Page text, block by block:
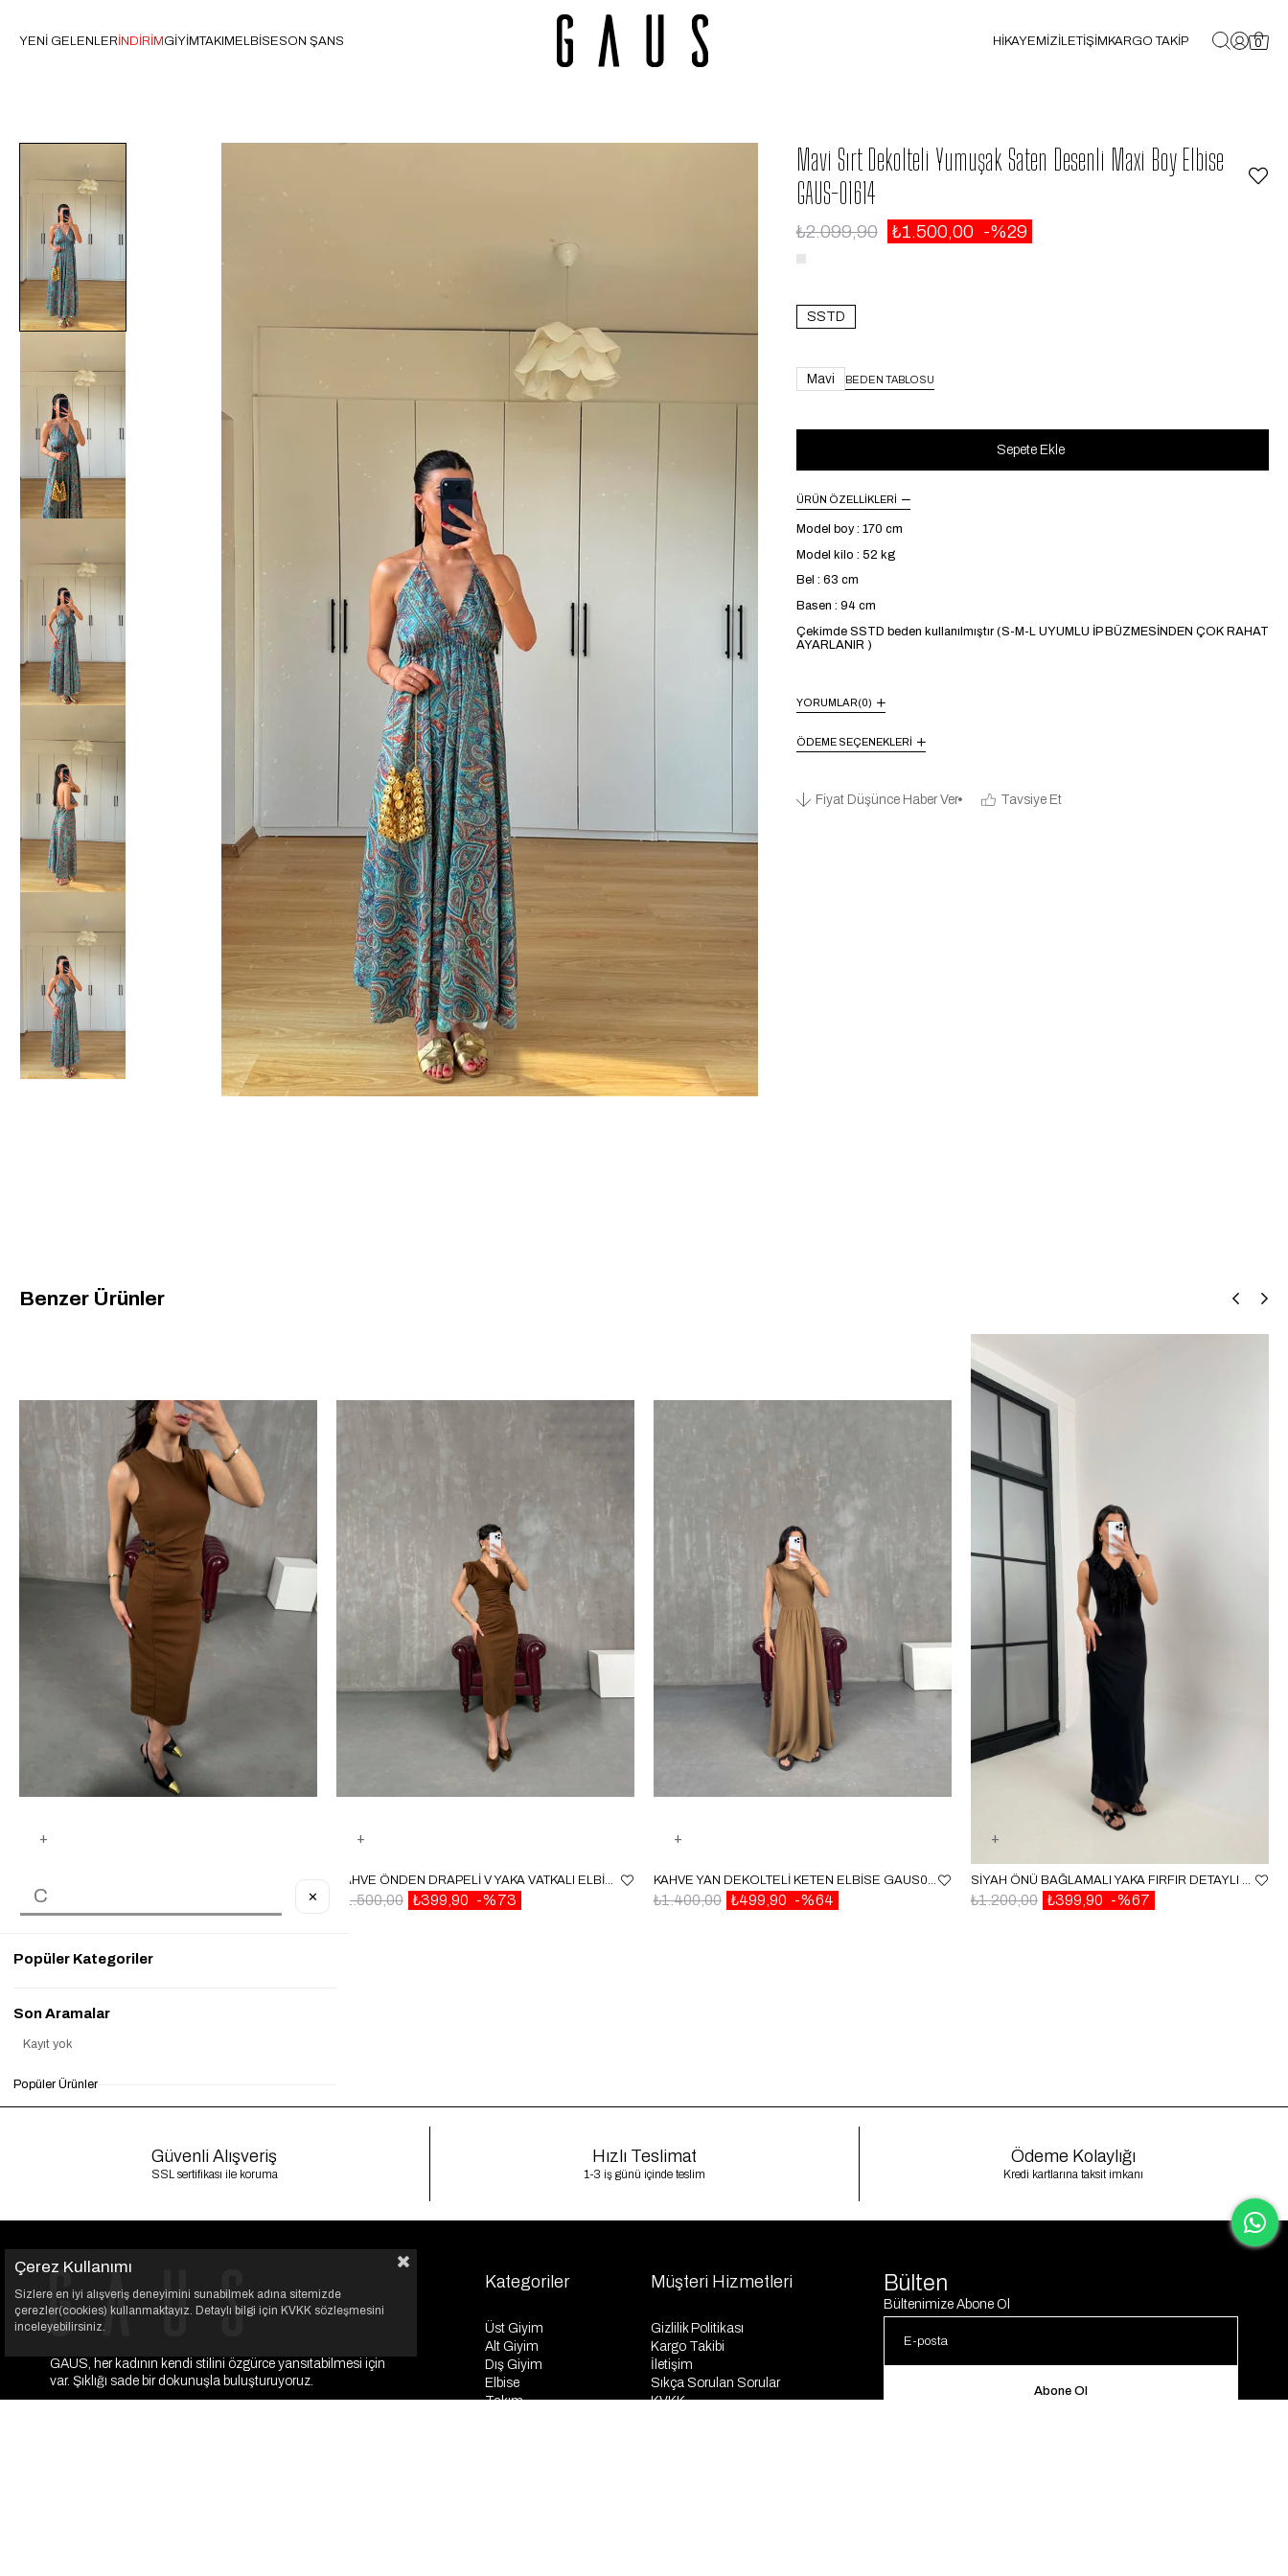
YENİ GELENLERİNDİRİMGİYİMTAKIMELBİSESON ŞANS HİKAYEMİZİLETİŞİMKARGO TAKİP 0
Mavi Sırt Dekolteli Yumuşak Saten Desenli Maxi Boy Elbise
GAUS-01614
₺2.099,90 ₺1.500,00 29
SSTD
Mavi BEDEN TABLOSU
ÜRÜN ÖZELLIKLERI
Model boy : 170 cm
Model kilo : 52 kg
Bel : 63 cm
Basen : 94 cm
Çekimde SSTD beden kullanılmıştır (S-M-L UYUMLU İP BÜZMESİNDEN ÇOK RAHAT
AYARLANIR )
YORUMLAR(0)
ÖDEME SEÇENEKLERI
Fiyat Düşünce Haber Ver Tavsiye Et
Benzer Ürünler
₺1.500,00
KAHVE ÖNDEN DRAPELI V YAKA VATKALI ELBISE GAUS00056
%73
₺399,90
₺1.500,00
KAHVE YAN DEKOLTELI KETEN ELBISE GAUS00255
%64
₺499,90
₺1.400,00
SIYAH ÖNÜ BAĞLAMALI YAKA FIRFIR DETAYLI ELBISE GAUS00347
%67
₺399,90
₺1.200,00
Güvenli Alışveriş
SSL sertifikası ile koruma
Hızlı Teslimat
1-3 iş günü içinde teslim
Ödeme Kolaylığı
Kredi kartlarına taksit imkanı
GAUS, her kadının kendi stilini özgürce yansıtabilmesi için
var. Şıklığı sade bir dokunuşla buluşturuyoruz.
Kategoriler
Üst Giyim
Alt Giyim
Dış Giyim
Elbise
Takım
Müşteri Hizmetleri
Gizlilik Politikası
Kargo Takibi
İletişim
Sıkça Sorulan Sorular
KVKK
Bülten
Bültenimize Abone Ol
Abone Ol
Çerez Kullanımı
Sizlere en iyi alışveriş deneyimini sunabilmek adına sitemizde
çerezler(cookies) kullanmaktayız. Detaylı bilgi için KVKK sözleşmesini
inceleyebilirsiniz.
✕
Popüler Kategoriler
Son Aramalar
Kayıt yok
Popüler Ürünler